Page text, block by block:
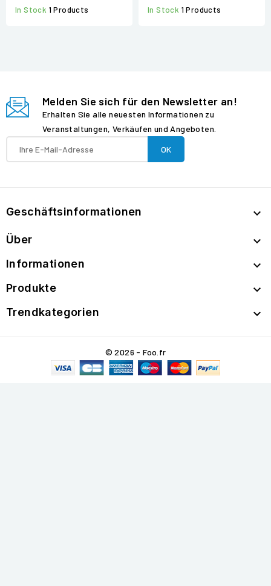
In Stock 1 Products In Stock 1 Products
Melden Sie sich für den Newsletter an!
Erhalten Sie alle neuesten Informationen zu
Veranstaltungen, Verkäufen und Angeboten.
Geschäftsinformationen 
Über 
Informationen 
Produkte 
Trendkategorien 
© 2026 - Foo.fr